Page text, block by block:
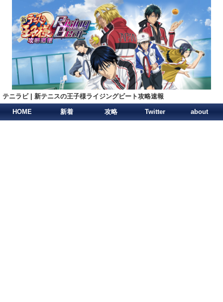
テニラビ | 新テニスの王子様ライジングビート攻略速報
HOME 新着 攻略 Twitter about